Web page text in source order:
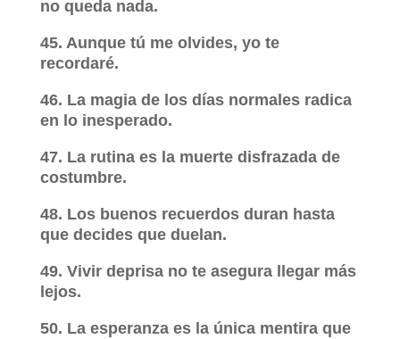
no queda nada.
45. Aunque tú me olvides, yo te
recordaré.
46. La magia de los días normales radica
en lo inesperado.
47. La rutina es la muerte disfrazada de
costumbre.
48. Los buenos recuerdos duran hasta
que decides que duelan.
49. Vivir deprisa no te asegura llegar más
lejos.
50. La esperanza es la única mentira que